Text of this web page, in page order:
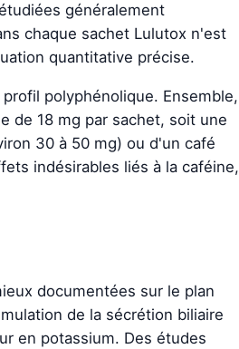
généralement
chaque sachet Lulutox n'est
quantitative précise.
polyphénolique. Ensemble,
de 18 mg par sachet, soit une
30 à 50 mg) ou d'un café
indésirables liés à la caféine,
documentées sur le plan
de la sécrétion biliaire
en potassium. Des études